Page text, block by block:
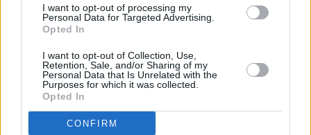
I want to opt-out of processing my
Personal Data for Targeted Advertising.
Opted In
I want to opt-out of Collection, Use,
Retention, Sale, and/or Sharing of my
Personal Data that Is Unrelated with the
Purposes for which it was collected.
Opted In
CONFIRM